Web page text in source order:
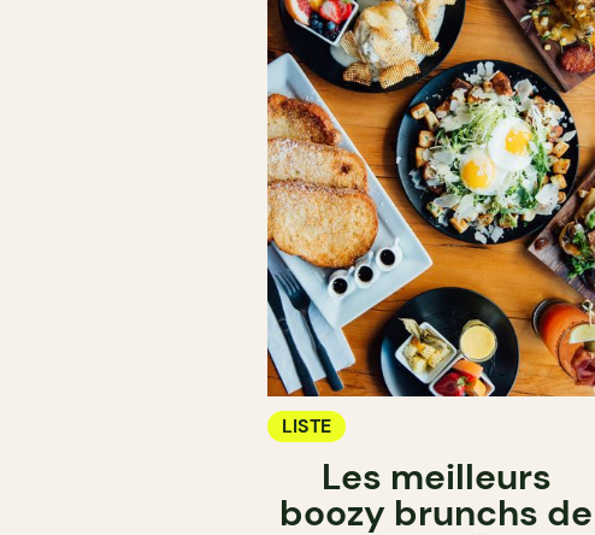
LISTE
Les meilleurs
boozy brunchs de